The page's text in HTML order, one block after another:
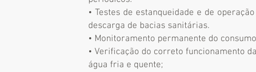
• Testes de estanqueidade e de
descarga de bacias sanitárias.
• Monitoramento permanente do
• Verificação do correto funcionamento
água fria e quente;